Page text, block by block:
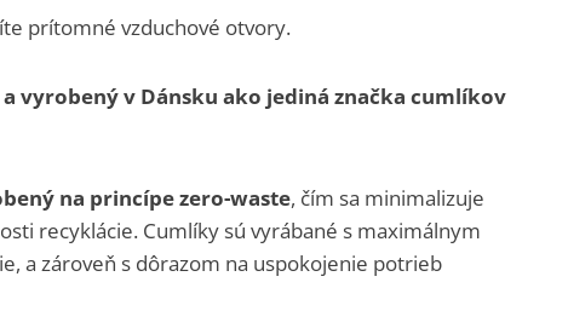
prítomné vzduchové otvory.
a vyrobený v Dánsku ako jediná značka cumlíkov
na princípe zero-waste, čím sa minimalizuje
recyklácie. Cumlíky sú vyrábané s maximálnym
a zároveň s dôrazom na uspokojenie potrieb